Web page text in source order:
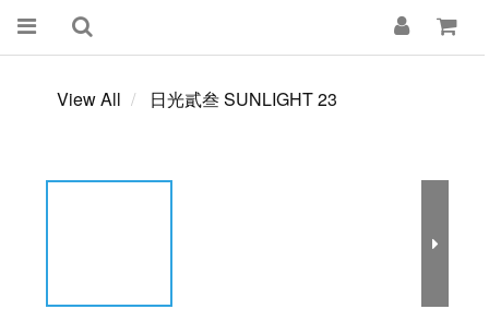
View All 日光貳叁 SUNLIGHT 23